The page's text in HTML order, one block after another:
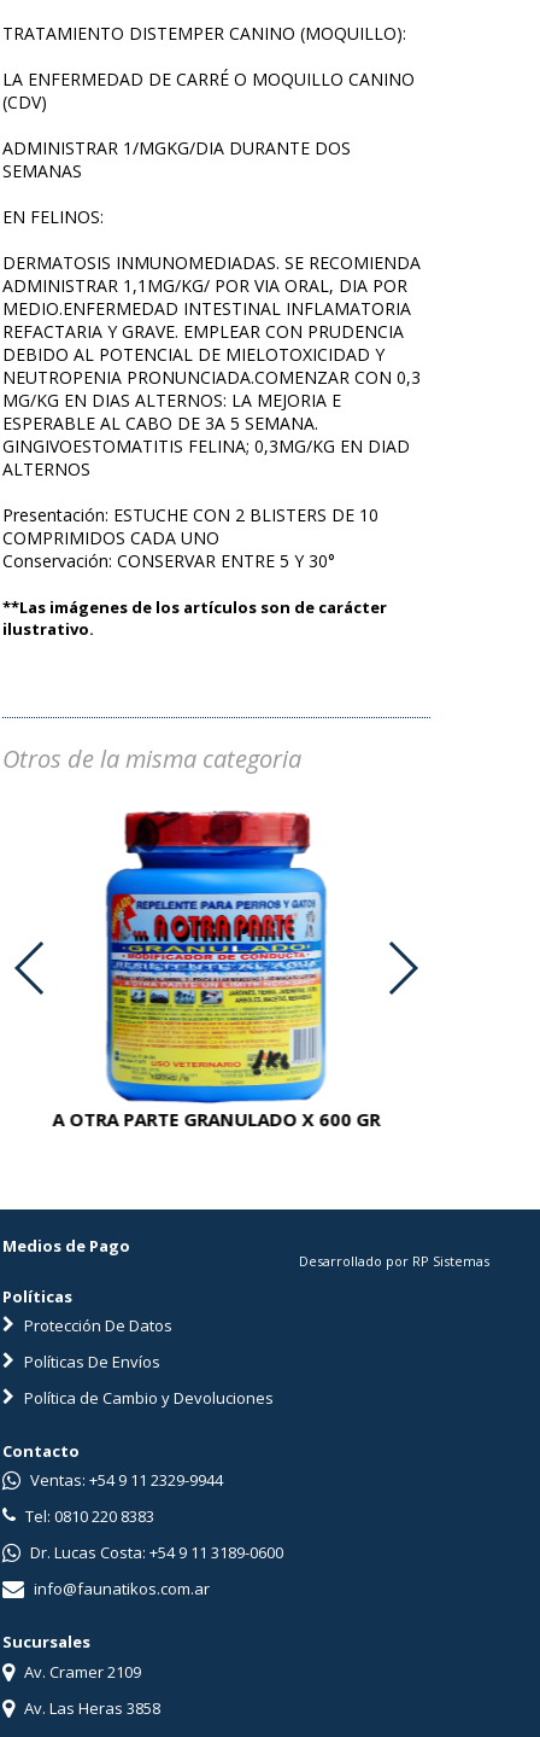
TRATAMIENTO DISTEMPER CANINO (MOQUILLO):
LA ENFERMEDAD DE CARRÉ O MOQUILLO CANINO
(CDV)
ADMINISTRAR 1/MGKG/DIA DURANTE DOS
SEMANAS
EN FELINOS:
DERMATOSIS INMUNOMEDIADAS. SE RECOMIENDA
ADMINISTRAR 1,1MG/KG/ POR VIA ORAL, DIA POR
MEDIO.ENFERMEDAD INTESTINAL INFLAMATORIA
REFACTARIA Y GRAVE. EMPLEAR CON PRUDENCIA
DEBIDO AL POTENCIAL DE MIELOTOXICIDAD Y
NEUTROPENIA PRONUNCIADA.COMENZAR CON 0,3
MG/KG EN DIAS ALTERNOS: LA MEJORIA E
ESPERABLE AL CABO DE 3A 5 SEMANA.
GINGIVOESTOMATITIS FELINA; 0,3MG/KG EN DIAD
ALTERNOS
Presentación: ESTUCHE CON 2 BLISTERS DE 10
COMPRIMIDOS CADA UNO
Conservación: CONSERVAR ENTRE 5 Y 30°
**Las imágenes de los artículos son de carácter
ilustrativo.
Otros de la misma categoria
A OTRA PARTE GRANULADO X 600 GR
Medios de Pago
Políticas
Protección De Datos
Políticas De Envíos
Política de Cambio y Devoluciones
Desarrollado por RP Sistemas
Contacto
Ventas: +54 9 11 2329-9944
Tel: 0810 220 8383
Dr. Lucas Costa: +54 9 11 3189-0600
info@faunatikos.com.ar
Sucursales
Av. Cramer 2109
Av. Las Heras 3858